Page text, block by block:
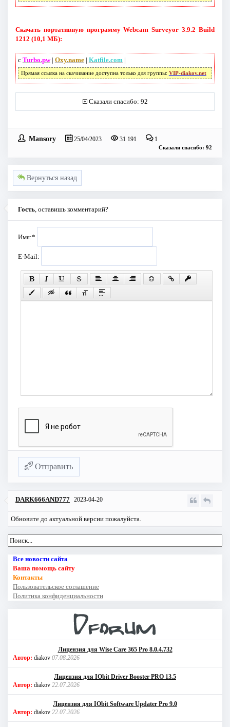
Скачать портативную программу Webcam Surveyor 3.9.2 Build
1212 (10,1 МБ):
с Turbo.pw| Oxy.name| Katfile.com|
Прямая ссылка на скачивание доступна только для группы: VIP-diakov.net
Сказали спасибо: 92
Mansory 25/04/2023 31 191 1
Сказали спасибо: 92
Вернуться назад
Гость, оставишь комментарий?
Имя:*
E-Mail:
Отправить
DARK666AND777 2023-04-20
Обновите до актуальной версии пожалуйста.
Все новости сайта
Ваша помощь сайту
Контакты
Пользовательское соглашение
Политика конфиденциальности
Лицензия для Wise Care 365 Pro 8.0.4.732
Автор: diakov 07.08.2026
Лицензия для IObit Driver Booster PRO 13.5
Автор: diakov 22.07.2026
Лицензия для IObit Software Updater Pro 9.0
Автор: diakov 22.07.2026